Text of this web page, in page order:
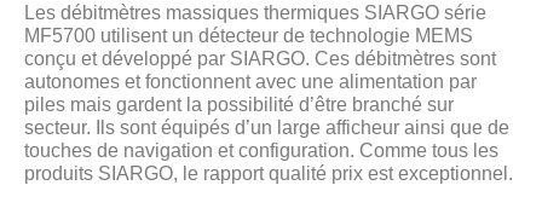
Les débitmètres massiques thermiques SIARGO série
MF5700 utilisent un détecteur de technologie MEMS
conçu et développé par SIARGO. Ces débitmètres sont
autonomes et fonctionnent avec une alimentation par
piles mais gardent la possibilité d’être branché sur
secteur. Ils sont équipés d’un large afficheur ainsi que de
touches de navigation et configuration. Comme tous les
produits SIARGO, le rapport qualité prix est exceptionnel.